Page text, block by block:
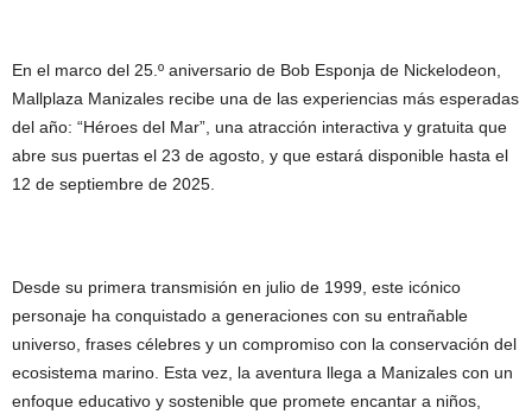
En el marco del 25.º aniversario de Bob Esponja de Nickelodeon,
Mallplaza Manizales recibe una de las experiencias más esperadas
del año: “Héroes del Mar”, una atracción interactiva y gratuita que
abre sus puertas el 23 de agosto, y que estará disponible hasta el
12 de septiembre de 2025.
Desde su primera transmisión en julio de 1999, este icónico
personaje ha conquistado a generaciones con su entrañable
universo, frases célebres y un compromiso con la conservación del
ecosistema marino. Esta vez, la aventura llega a Manizales con un
enfoque educativo y sostenible que promete encantar a niños,